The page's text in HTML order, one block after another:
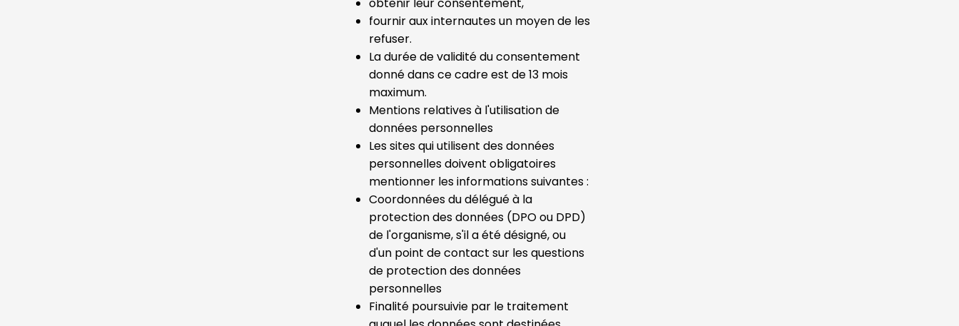
obtenir leur consentement,
fournir aux internautes un moyen de les
refuser.
La durée de validité du consentement
donné dans ce cadre est de 13 mois
maximum.
Mentions relatives à l'utilisation de
données personnelles
Les sites qui utilisent des données
personnelles doivent obligatoires
mentionner les informations suivantes :
Coordonnées du délégué à la
protection des données (DPO ou DPD)
de l'organisme, s'il a été désigné, ou
d'un point de contact sur les questions
de protection des données
personnelles
Finalité poursuivie par le traitement